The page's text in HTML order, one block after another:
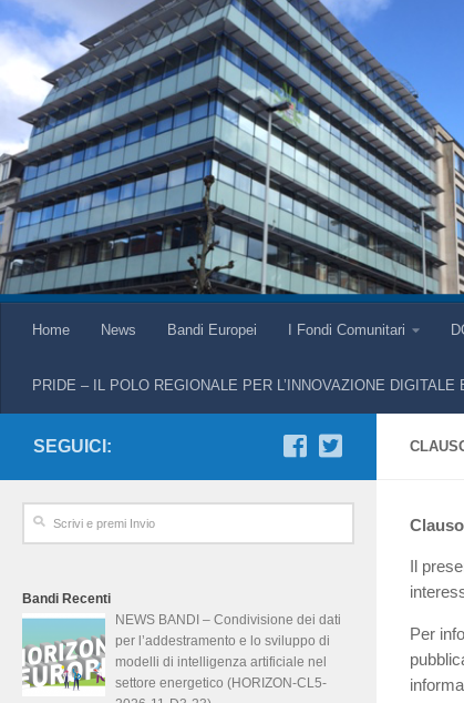
Home News Bandi Europei I Fondi Comunitari
PRIDE – IL POLO REGIONALE PER L’INNOVAZIONE DIGITALE
Il
Per
SEGUICI:
Bandi Recenti
NEWS BANDI – Condivisione dei dati
per l’addestramento e lo sviluppo di
modelli di intelligenza artificiale nel
settore energetico (HORIZON-CL5-